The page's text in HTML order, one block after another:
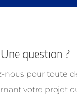
Une question ?
nous pour toute
votre projet